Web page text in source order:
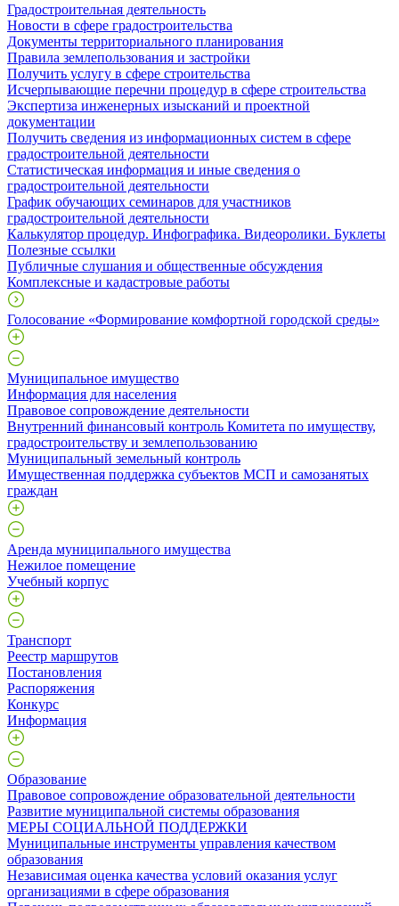
Градостроительная деятельность
Новости в сфере градостроительства
Документы территориального планирования
Правила землепользования и застройки
Получить услугу в сфере строительства
Исчерпывающие перечни процедур в сфере строительства
Экспертиза инженерных изысканий и проектной
документации
Получить сведения из информационных систем в сфере
градостроительной деятельности
Статистическая информация и иные сведения о
градостроительной деятельности
График обучающих семинаров для участников
градостроительной деятельности
Калькулятор процедур. Инфографика. Видеоролики. Буклеты
Полезные ссылки
Публичные слушания и общественные обсуждения
Комплексные и кадастровые работы
Голосование «Формирование комфортной городской среды»
Муниципальное имущество
Информация для населения
Правовое сопровождение деятельности
Внутренний финансовый контроль Комитета по имуществу,
градостроительству и землепользованию
Муниципальный земельный контроль
Имущественная поддержка субъектов МСП и самозанятых
граждан
Аренда муниципального имущества
Нежилое помещение
Учебный корпус
Транспорт
Реестр маршрутов
Постановления
Распоряжения
Конкурс
Информация
Образование
Правовое сопровождение образовательной деятельности
Развитие муниципальной системы образования
МЕРЫ СОЦИАЛЬНОЙ ПОДДЕРЖКИ
Муниципальные инструменты управления качеством
образования
Независимая оценка качества условий оказания услуг
организациями в сфере образования